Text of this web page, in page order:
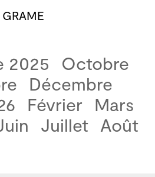
GRAME
2025
Octobre
Décembre
Février
Mars
Juillet Août